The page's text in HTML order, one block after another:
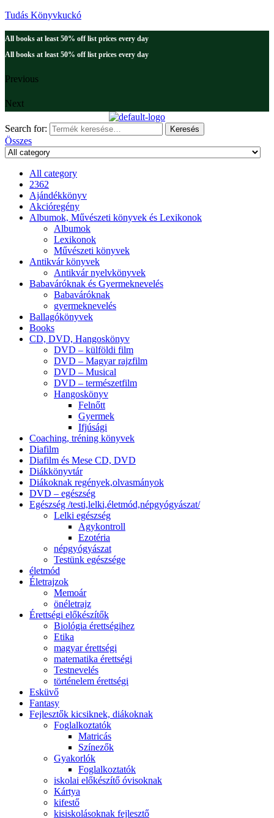
Tudás Könyvkuckó
All books at least 50% off list prices every day
All books at least 50% off list prices every day
Previous
Next
Search for: Keresés
Összes
All category
2362
Ajándékkönyv
Akcióregény
Albumok, Művészeti könyvek és Lexikonok
Albumok
Lexikonok
Művészeti könyvek
Antikvár könyvek
Antikvár nyelvkönyvek
Babaváróknak és Gyermeknevelés
Babaváróknak
gyermeknevelés
Ballagókönyvek
Books
CD, DVD, Hangoskönyv
DVD – külföldi film
DVD – Magyar rajzfilm
DVD – Musical
DVD – természetfilm
Hangoskönyv
Felnőtt
Gyermek
Ifjúsági
Coaching, tréning könyvek
Diafilm
Diafilm és Mese CD, DVD
Diákkönyvtár
Diákoknak regények,olvasmányok
DVD – egészség
Egészség /testi,lelki,életmód,népgyógyászat/
Lelki egészség
Agykontroll
Ezotéria
népgyógyászat
Testünk egészsége
életmód
Életrajzok
Memoár
önéletrajz
Érettségi előkészítők
Biológia érettségihez
Etika
magyar érettségi
matematika érettségi
Testnevelés
történelem érettségi
Esküvő
Fantasy
Fejlesztők kicsiknek, diákoknak
Foglalkoztatók
Matricás
Színezők
Gyakorlók
Foglalkoztatók
iskolai előkészítő óvisoknak
Kártya
kifestő
kisiskolásoknak fejlesztő